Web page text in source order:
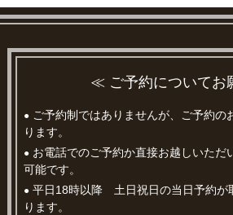
≪ ご予約についてお
● ご予約制ではありませんが、ご予約の
ります。
● お電話でのご予約か直接お越しいただ
可能です。
● 平日18時以降 土日祝日の当日予約が
ります。